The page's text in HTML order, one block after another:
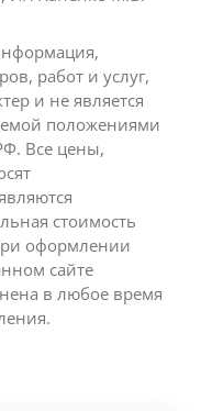
работ и услуг,
и не является
положениями
Все цены,
стоимость
оформлении
сайте
в любое время